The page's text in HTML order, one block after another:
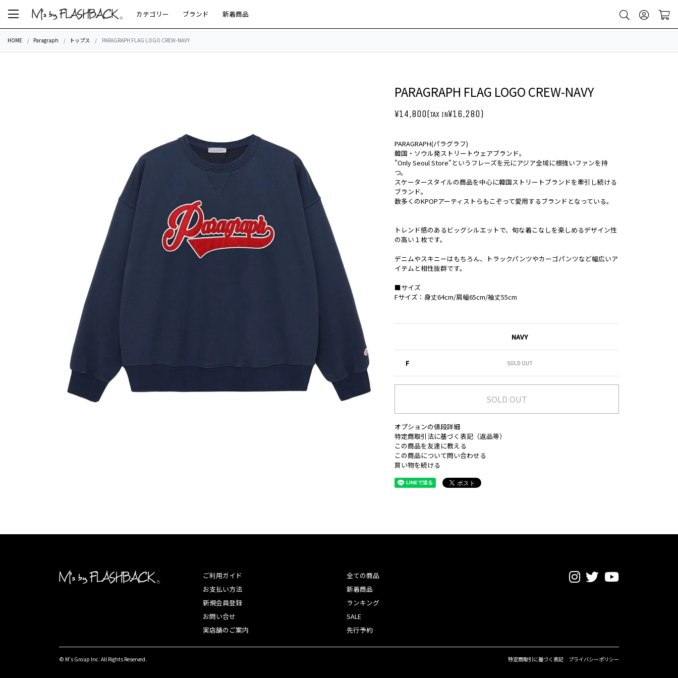
カテゴリー ブランド 新着商品
HOME Paragraph トップス PARAGRAPH FLAG LOGO CREW-NAVY
PARAGRAPH FLAG LOGO CREW-NAVY
¥14,800(TAX IN¥16,280)
PARAGRAPH(パラグラフ)
韓国・ソウル発ストリートウェアブランド。
"Only Seoul Store"というフレーズを元にアジア全域に根強いファンを持
つ。
スケータースタイルの商品を中心に韓国ストリートブランドを牽引し続ける
ブランド。
数多くのKPOPアーティストらもこぞって愛用するブランドとなっている。
トレンド感のあるビッグシルエットで、旬な着こなしを楽しめるデザイン性
の高い１枚です。
デニムやスキニーはもちろん、トラックパンツやカーゴパンツなど幅広いア
イテムと相性抜群です。
■サイズ
Fサイズ：身丈64cm/肩幅65cm/袖丈55cm
NAVY
F SOLD OUT
SOLD OUT
オプションの値段詳細
特定商取引法に基づく表記（返品等）
この商品を友達に教える
この商品について問い合わせる
買い物を続ける
ご利用ガイド
お支払い方法
新規会員登録
お問い合せ
実店舗のご案内
全ての商品
新着商品
ランキング
SALE
先行予約
© M's Group Inc. All Rights Reserved. 特定商取引に基づく表記 プライバシーポリシー